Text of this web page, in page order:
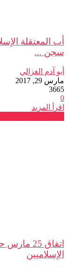
أب المعتقلة
سجن ...
أبو آدم الغزالي
مارس 29, 2017
3665
0
اقرأ المزيد
اتفاق
الإسلاميين